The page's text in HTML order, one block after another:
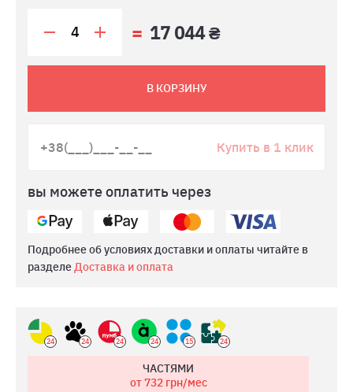
17 044 ₴
В КОРЗИНУ
Купить в 1 клик
вы можете оплатить через
Подробнее об условиях доставки и оплаты читайте в
разделеДоставка и оплата
24 24 24 24 15 24
ЧАСТЯМИ
от 732грн/мес